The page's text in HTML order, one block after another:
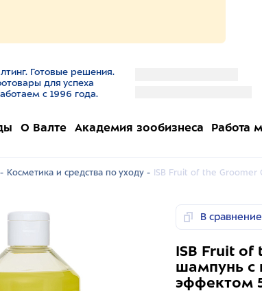
Готовые решения.
для успеха
с 1996 года.
О Валте Академия зообизнеса Работа
Косметика и средства по уходу - ISB Fruit of the
В сравнение
ISB Fruit of
шампунь с
эффектом